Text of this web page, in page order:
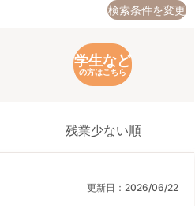
検索条件を変更
学生など
の方はこちら
残業少ない順
更新日： 2026/06/22